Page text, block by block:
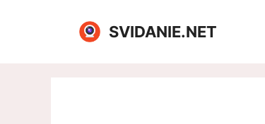
содержимому
SVIDANIE.NET